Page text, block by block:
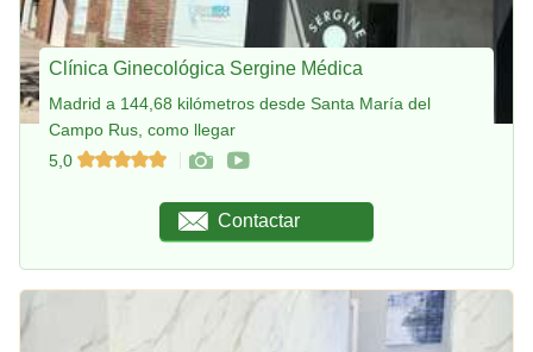
Clínica Ginecológica Sergine Médica
Madrid a 144,68 kilómetros desde Santa María del
Campo Rus, como llegar
5,0
Contactar